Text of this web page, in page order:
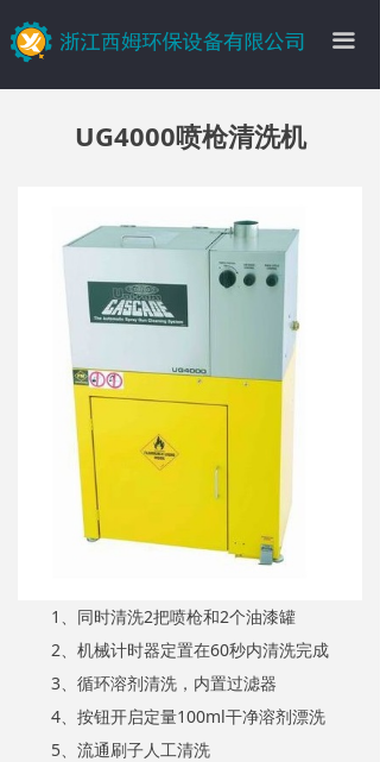
끀
UG4000喷枪清洗机
1、同时清洗2把喷枪和2个油漆罐
2、机械计时器定置在60秒内清洗完成
3、循环溶剂清洗，内置过滤器
4、按钮开启定量100ml干净溶剂漂洗
5、流通刷子人工清洗